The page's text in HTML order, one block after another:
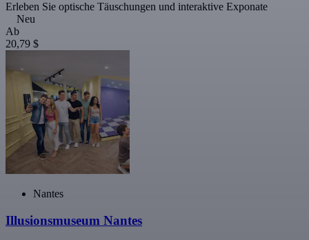
Erleben Sie optische Täuschungen und interaktive Exponate
Neu
Ab
20,79 $
Nantes
Illusionsmuseum Nantes